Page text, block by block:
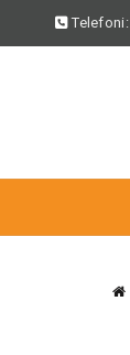
Telefoni: